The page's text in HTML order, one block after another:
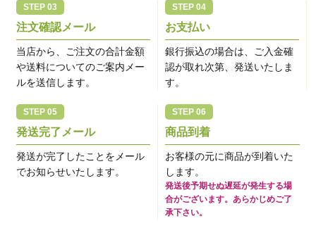
注文確認メール
当店から、ご注文の合計金額
や送料についてのご案内メー
ルを送信します。
お支払い
銀行振込の場合は、ご入金確
認が取れ次第、発送いたしま
す。
発送完了メール
発送が完了したことをメール
でお知らせいたします。
商品到着
お客様の元に商品が到着いた
します。
発送後予期せぬ遅延が発生する場
合がございます。あらかじめご了
承下さい。